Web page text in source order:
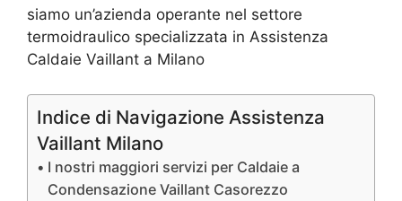
siamo un’azienda operante nel settore
termoidraulico specializzata in Assistenza
Caldaie Vaillant a Milano
Indice di Navigazione Assistenza
Vaillant Milano
I nostri maggiori servizi per Caldaie a
Condensazione Vaillant Casorezzo